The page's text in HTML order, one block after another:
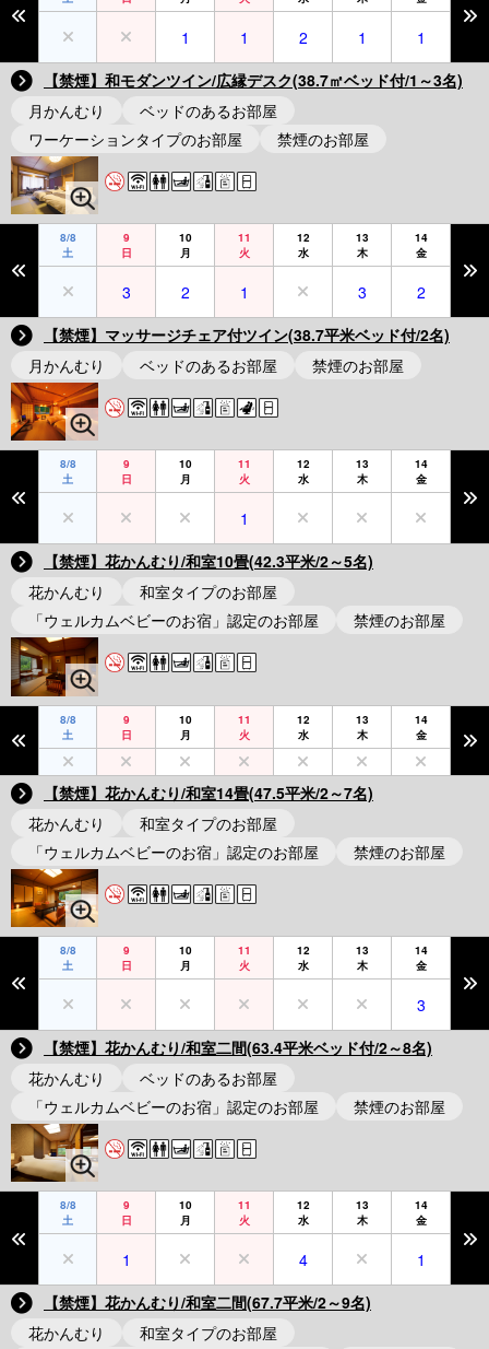
1 1 2 1
1
【禁煙】和モダンツイン/広縁デスク(38.7㎡ベッド付/1～3名)
月かんむり
ベッドのあるお部屋
ワーケーションタイプのお部屋
禁煙のお部屋
8/8
土
9
日
10
月
11
火
12
水
13
木
14
金
3 2 1 3
2
【禁煙】マッサージチェア付ツイン(38.7平米ベッド付/2名)
月かんむり
ベッドのあるお部屋 禁煙のお部屋
8/8
土
9
日
10
月
11
火
12
水
13
木
14
金
1
【禁煙】花かんむり/和室10畳(42.3平米/2～5名)
花かんむり
和室タイプのお部屋
「ウェルカムベビーのお宿」認定のお部屋
禁煙のお部屋
8/8
土
9
日
10
月
11
火
12
水
13
木
14
金
【禁煙】花かんむり/和室14畳(47.5平米/2～7名)
花かんむり
和室タイプのお部屋
「ウェルカムベビーのお宿」認定のお部屋
禁煙のお部屋
8/8
土
9
日
10
月
11
火
12
水
13
木
14
金
3
【禁煙】花かんむり/和室二間(63.4平米ベッド付/2～8名)
花かんむり
ベッドのあるお部屋
「ウェルカムベビーのお宿」認定のお部屋
禁煙のお部屋
8/8
土
9
日
10
月
11
火
12
水
13
木
14
金
1 4
1
【禁煙】花かんむり/和室二間(67.7平米/2～9名)
花かんむり
和室タイプのお部屋